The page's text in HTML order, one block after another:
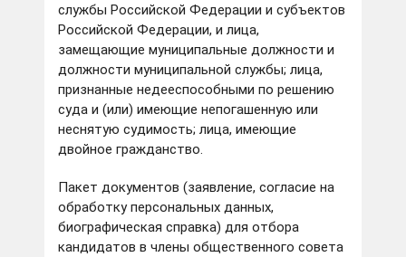
службы Российской Федерации и субъектов
Российской Федерации, и лица,
замещающие муниципальные должности и
должности муниципальной службы; лица,
признанные недееспособными по решению
суда и (или) имеющие непогашенную или
неснятую судимость; лица, имеющие
двойное гражданство.
Пакет документов (заявление, согласие на
обработку персональных данных,
биографическая справка) для отбора
кандидатов в члены общественного совета